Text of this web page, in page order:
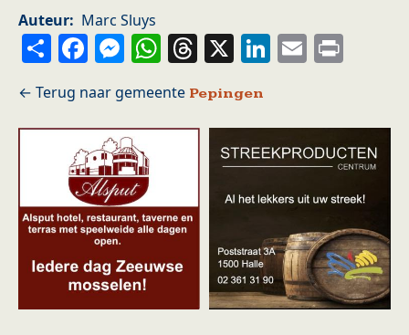
Auteur
Marc Sluys
ShareFacebook
Messenger
WhatsApp
Threads
X LinkedIn
Email
Pepingen